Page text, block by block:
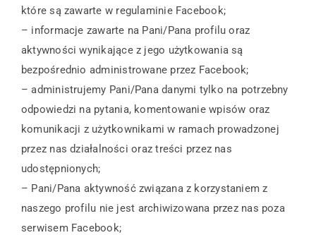
które są zawarte w regulaminie Facebook;
– informacje zawarte na Pani/Pana profilu oraz
aktywności wynikające z jego użytkowania są
bezpośrednio administrowane przez Facebook;
– administrujemy Pani/Pana danymi tylko na potrzebny
odpowiedzi na pytania, komentowanie wpisów oraz
komunikacji z użytkownikami w ramach prowadzonej
przez nas działalności oraz treści przez nas
udostępnionych;
– Pani/Pana aktywność związana z korzystaniem z
naszego profilu nie jest archiwizowana przez nas poza
serwisem Facebook;